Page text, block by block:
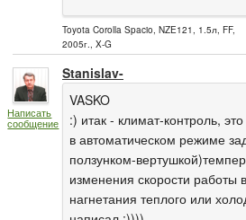
Toyota Corolla Spacio, NZE121, 1.5л, FF,
2005г., X-G
Написать
сообщение
Stanislav-
VASKO
:) итак - климат-контроль,
в автоматическом режиме
ползунком-
изменения скорости работы
нагнетания теплого или